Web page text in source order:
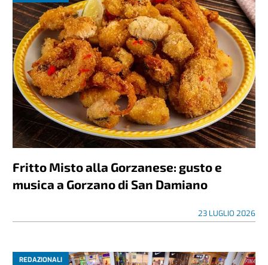
Fritto Misto alla Gorzanese: gusto e
musica a Gorzano di San Damiano
23 LUGLIO 2026
REDAZIONALI